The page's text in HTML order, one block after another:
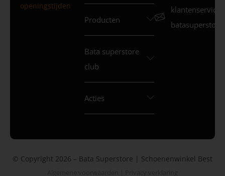
openingstijden
Producten
Bata superstore
club
Acties
© Copyright 2026 – Bata Superstore | Schoenenwinkel Best